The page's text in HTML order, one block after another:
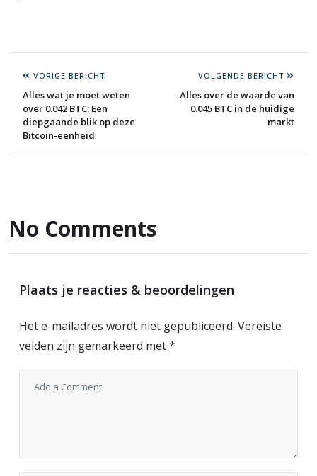
VORIGE BERICHT
Alles wat je moet weten
over 0.042 BTC: Een
diepgaande blik op deze
Bitcoin-eenheid
VOLGENDE BERICHT
Alles over de waarde van
0.045 BTC in de huidige
markt
No Comments
Plaats je reacties & beoordelingen
Het e-mailadres wordt niet gepubliceerd. Vereiste
velden zijn gemarkeerd met*